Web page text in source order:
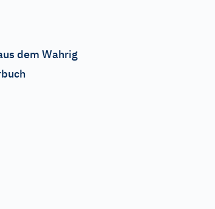
dem Wahrig